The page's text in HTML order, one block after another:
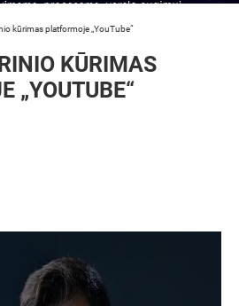
kūrimas platformoje „YouTube“
KŪRIMAS
„YOUTUBE“